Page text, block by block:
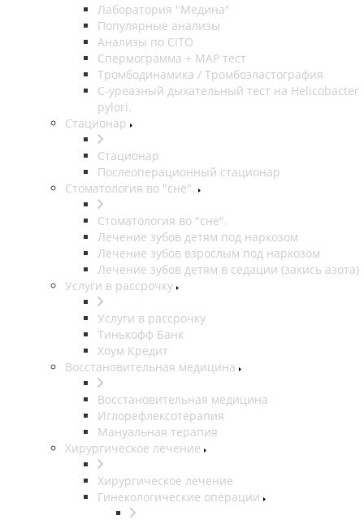
Лаборатория "Медина"
Популярные анализы
Анализы по CITO
Спермограмма + МАР тест
Тромбодинамика / Тромбоэластография
С-уреазный дыхательный тест на Helicobacter
pylori.
Стационар
Стационар
Послеоперационный стационар
Стоматология во "сне".
Стоматология во "сне".
Лечение зубов детям под наркозом
Лечение зубов взрослым под наркозом
Лечение зубов детям в седации (закись азота)
Услуги в рассрочку
Услуги в рассрочку
Тинькофф Банк
Хоум Кредит
Восстановительная медицина
Восстановительная медицина
Иглорефлексотерапия
Мануальная терапия
Хирургическое лечение
Хирургическое лечение
Гинекологические операции